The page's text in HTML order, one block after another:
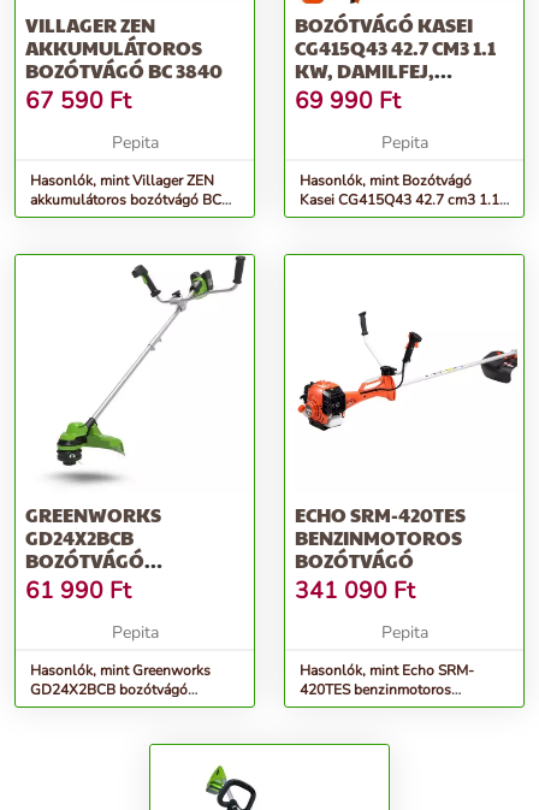
VILLAGER ZEN
AKKUMULÁTOROS
BOZÓTVÁGÓ BC 3840
67 590 Ft
Pepita
Hasonlók, mint Villager ZEN
akkumulátoros bozótvágó BC
3840
BOZÓTVÁGÓ KASEI
CG415Q43 42.7 CM3 1.1
KW, DAMILFEJ,
VÁLLHEVEDER,...
69 990 Ft
Pepita
Hasonlók, mint Bozótvágó
Kasei CG415Q43 42.7 cm3 1.1
kw, damilfej, vállheveder,...
GREENWORKS
GD24X2BCB
BOZÓTVÁGÓ
AKKUMULÁTOROS 2 X
24V AKKU ÉS TÖLT...
61 990 Ft
Pepita
Hasonlók, mint Greenworks
GD24X2BCB bozótvágó
akkumulátoros 2 x 24v akku és
ECHO SRM-420TES
BENZINMOTOROS
BOZÓTVÁGÓ
341 090 Ft
Pepita
Hasonlók, mint Echo SRM-
420TES benzinmotoros
bozótvágó